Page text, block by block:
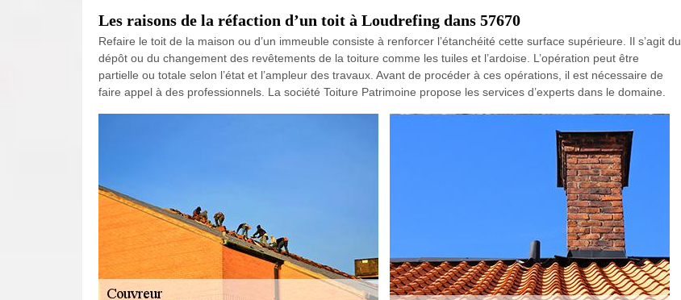
Les raisons de la réfaction d’un toit à Loudrefing dans 57670
Refaire le toit de la maison ou d’un immeuble consiste à renforcer l’étanchéité cette surface supérieure. Il s’agit du
dépôt ou du changement des revêtements de la toiture comme les tuiles et l’ardoise. L’opération peut être
partielle ou totale selon l’état et l’ampleur des travaux. Avant de procéder à ces opérations, il est nécessaire de
faire appel à des professionnels. La société Toiture Patrimoine propose les services d’experts dans le domaine.